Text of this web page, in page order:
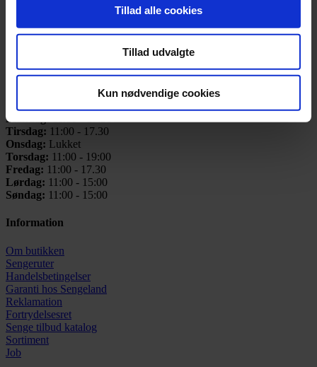
Tillad alle cookies
Tillad udvalgte
Kun nødvendige cookies
CVR: 25731433
Mandag:
Tirsdag: 11:00 - 17.30
Onsdag: Lukket
Torsdag: 11:00 - 19:00
Fredag: 11:00 - 17.30
Lørdag: 11:00 - 15:00
Søndag: 11:00 - 15:00
Information
Om butikken
Sengeruter
Handelsbetingelser
Garanti hos Sengeland
Reklamation
Fortrydelsesret
Senge tilbud katalog
Sortiment
Job